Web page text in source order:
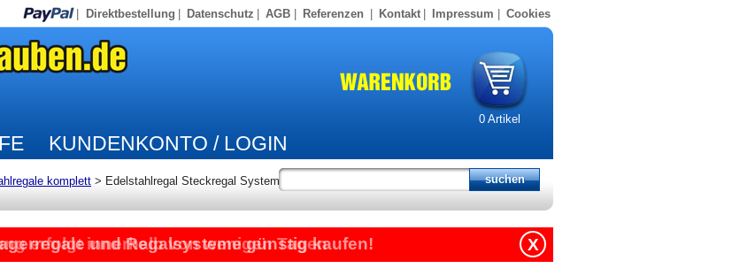
Direktbestellung Datenschutz AGB Referenzen Kontakt Impressum Cookies
0Artikel
KUNDENKONTO / LOGIN
komplett > Edelstahlregal Steckregal System
und Regalsysteme günstig kaufen!
erfolgt innerhalb von wenigen Tagen X